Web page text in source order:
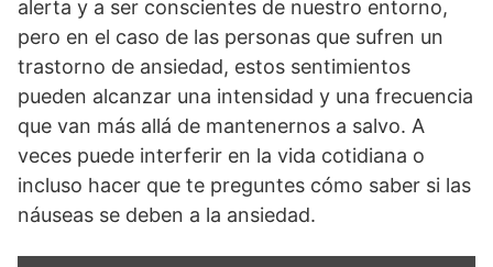
alerta y a ser conscientes de nuestro entorno,
pero en el caso de las personas que sufren un
trastorno de ansiedad, estos sentimientos
pueden alcanzar una intensidad y una frecuencia
que van más allá de mantenernos a salvo. A
veces puede interferir en la vida cotidiana o
incluso hacer que te preguntes cómo saber si las
náuseas se deben a la ansiedad.